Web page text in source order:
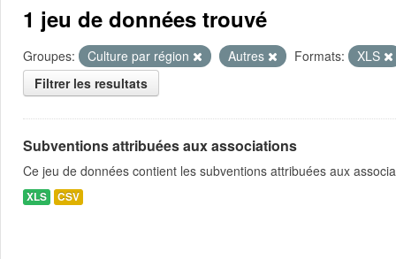
1 jeu de données trouvé
Groupes: Culture par région Autres Formats:
XLS
Filtrer les resultats
Subventions attribuées aux associations
Ce jeu de données contient les subventions attribuées aux
XLS CSV